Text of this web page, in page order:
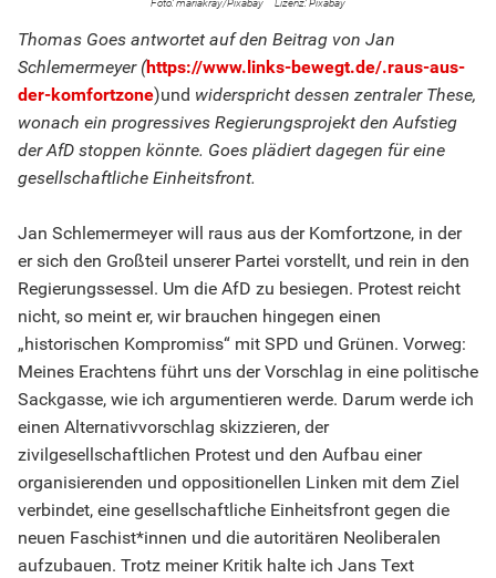
mariakray/Pixabay Pixabay
Thomas Goes antwortet auf den Beitrag von Jan
Schlemermeyer (https://www.links-bewegt.de/.raus-aus-
der-komfortzone)und widerspricht dessen zentraler These,
wonach ein progressives Regierungsprojekt den Aufstieg
der AfD stoppen könnte. Goes plädiert dagegen für eine
gesellschaftliche Einheitsfront.
Jan Schlemermeyer will raus aus der Komfortzone, in der
er sich den Großteil unserer Partei vorstellt, und rein in den
Regierungssessel. Um die AfD zu besiegen. Protest reicht
nicht, so meint er, wir brauchen hingegen einen
„historischen Kompromiss“ mit SPD und Grünen. Vorweg:
Meines Erachtens führt uns der Vorschlag in eine politische
Sackgasse, wie ich argumentieren werde. Darum werde ich
einen Alternativvorschlag skizzieren, der
zivilgesellschaftlichen Protest und den Aufbau einer
organisierenden und oppositionellen Linken mit dem Ziel
verbindet, eine gesellschaftliche Einheitsfront gegen die
neuen Faschist*innen und die autoritären Neoliberalen
aufzubauen. Trotz meiner Kritik halte ich Jans Text